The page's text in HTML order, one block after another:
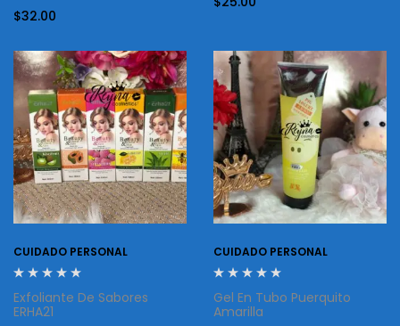
$32.00
CUIDADO PERSONAL
Exfoliante De Sabores
ERHA21
CUIDADO PERSONAL
Gel En Tubo Puerquito
Amarilla